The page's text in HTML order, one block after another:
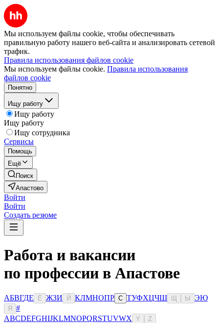
Мы используем файлы cookie, чтобы обеспечивать
правильную работу нашего веб-сайта и анализировать сетевой
трафик.
Правила использования файлов cookie
Мы используем файлы cookie. Правила использования
файлов cookie
Понятно
Ищу работу
Ищу работу
Ищу работу
Ищу сотрудника
Сервисы
Помощь
Ещё
Поиск
Апастово
Войти
Войти
Создать резюме
Работа и вакансии
по профессии в Апастове
АБВГДЕ Ё ЖЗИ Й КЛМНОПР С ТУФХЦЧШ Ы ЭЮ
Я
#
ABCDEFGHIJKLMNOPQRSTUVWX Y Z